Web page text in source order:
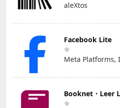
aleXtos
Facebook Lite
Meta Platforms,
Booknet・Leer